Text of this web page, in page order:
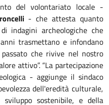
del volontariato locale -
- che attesta quanto
indagini archeologiche che
trasmettano e infondano
che rivive nel nostro
attivo”. “La partecipazione
- aggiunge il sindaco
dell'eredità culturale,
sostenibile, e della